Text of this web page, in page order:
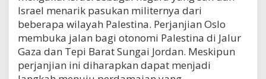
Israel menarik pasukan militernya dari
beberapa wilayah Palestina. Perjanjian Oslo
membuka jalan bagi otonomi Palestina di Jalur
Gaza dan Tepi Barat Sungai Jordan. Meskipun
perjanjian ini diharapkan dapat menjadi